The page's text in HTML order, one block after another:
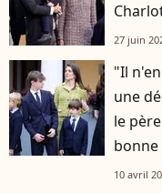
27 juin
"Il
une
le
bonne
10 avril